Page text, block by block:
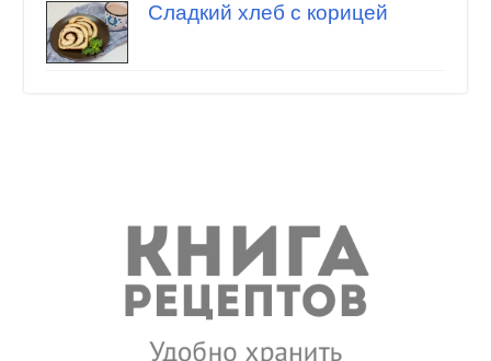
Сладкий хлеб с корицей